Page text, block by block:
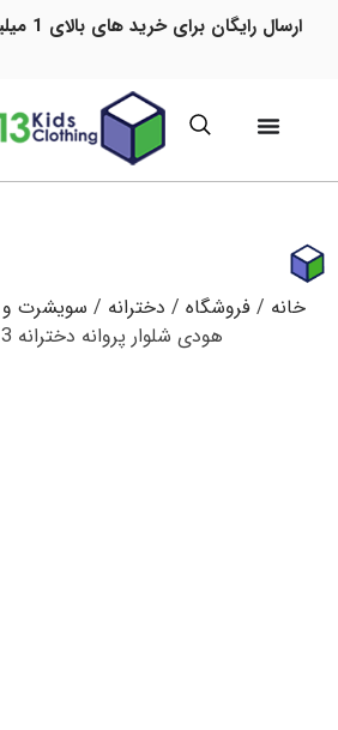
ارسال رایگان برای خرید های بالای 1 میلیون و 500 هزار تومان
خانه / فروشگاه / دخترانه / سویشرت و
هودی شلوار پروانه دخترانه 313 | کودک